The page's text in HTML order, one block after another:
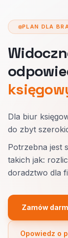
PLAN DLA
Dla biur
do zbyt
Potrzebna jest
takich jak:
doradztwo dla
Zamów
Opowiedz o